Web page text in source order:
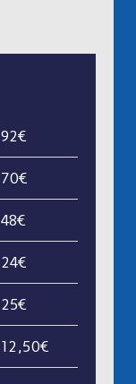
92€
70€
48€
24€
25€
12,50€